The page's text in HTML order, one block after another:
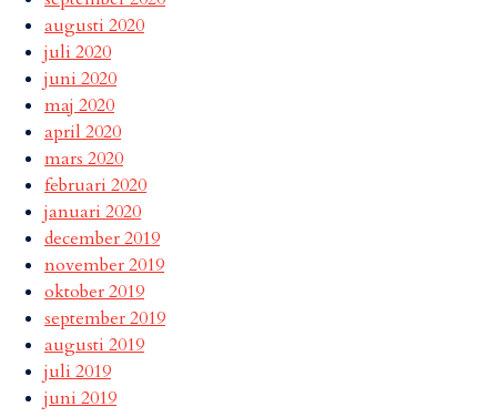
augusti 2020
juli 2020
juni 2020
maj 2020
april 2020
mars 2020
februari 2020
januari 2020
december 2019
november 2019
oktober 2019
september 2019
augusti 2019
juli 2019
juni 2019